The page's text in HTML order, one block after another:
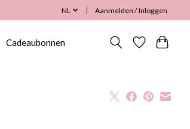
NL Aanmelden / Inloggen
Cadeaubonnen